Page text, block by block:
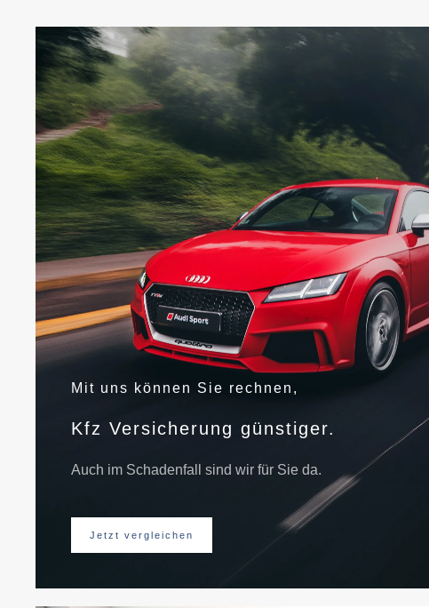
Mit uns können Sie rechnen,
Kfz Versicherung günstiger.
Auch im Schadenfall sind wir für Sie da.
Jetzt vergleichen